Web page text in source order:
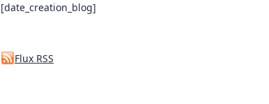
[date_creation_blog]
Flux RSS